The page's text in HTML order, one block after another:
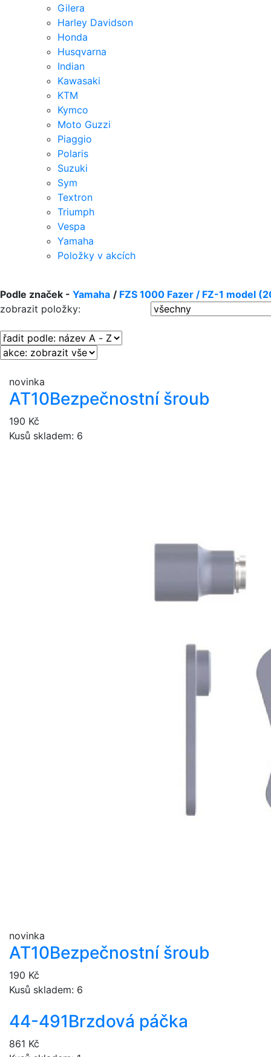
Gilera
Harley Davidson
Honda
Husqvarna
Indian
Kawasaki
KTM
Kymco
Moto Guzzi
Piaggio
Polaris
Suzuki
Sym
Textron
Triumph
Vespa
Yamaha
Položky v akcích
Podle značek - Yamaha / FZS 1000 Fazer / FZ-1 model
zobrazit položky:
novinka
AT10Bezpečnostní šroub
190 Kč
Kusů skladem: 6
novinka
AT10Bezpečnostní šroub
190 Kč
Kusů skladem: 6
44-491Brzdová páčka
861 Kč